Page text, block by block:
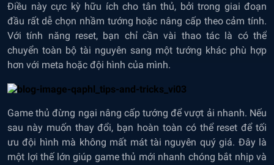
Điều này cực kỳ hữu ích cho tân thủ, bởi trong giai đoạn
đầu rất dễ chọn nhầm tướng hoặc nâng cấp theo cảm tính.
Với tính năng reset, bạn chỉ cần vài thao tác là có thể
chuyển toàn bộ tài nguyên sang một tướng khác phù hợp
hơn với meta hoặc đội hình của mình.
Game thủ đừng ngại nâng cấp tướng để vượt ải nhanh. Nếu
sau này muốn thay đổi, bạn hoàn toàn có thể reset để tối
ưu đội hình mà không mất mát tài nguyên quý giá. Đây là
một lợi thế lớn giúp game thủ mới nhanh chóng bắt nhịp và